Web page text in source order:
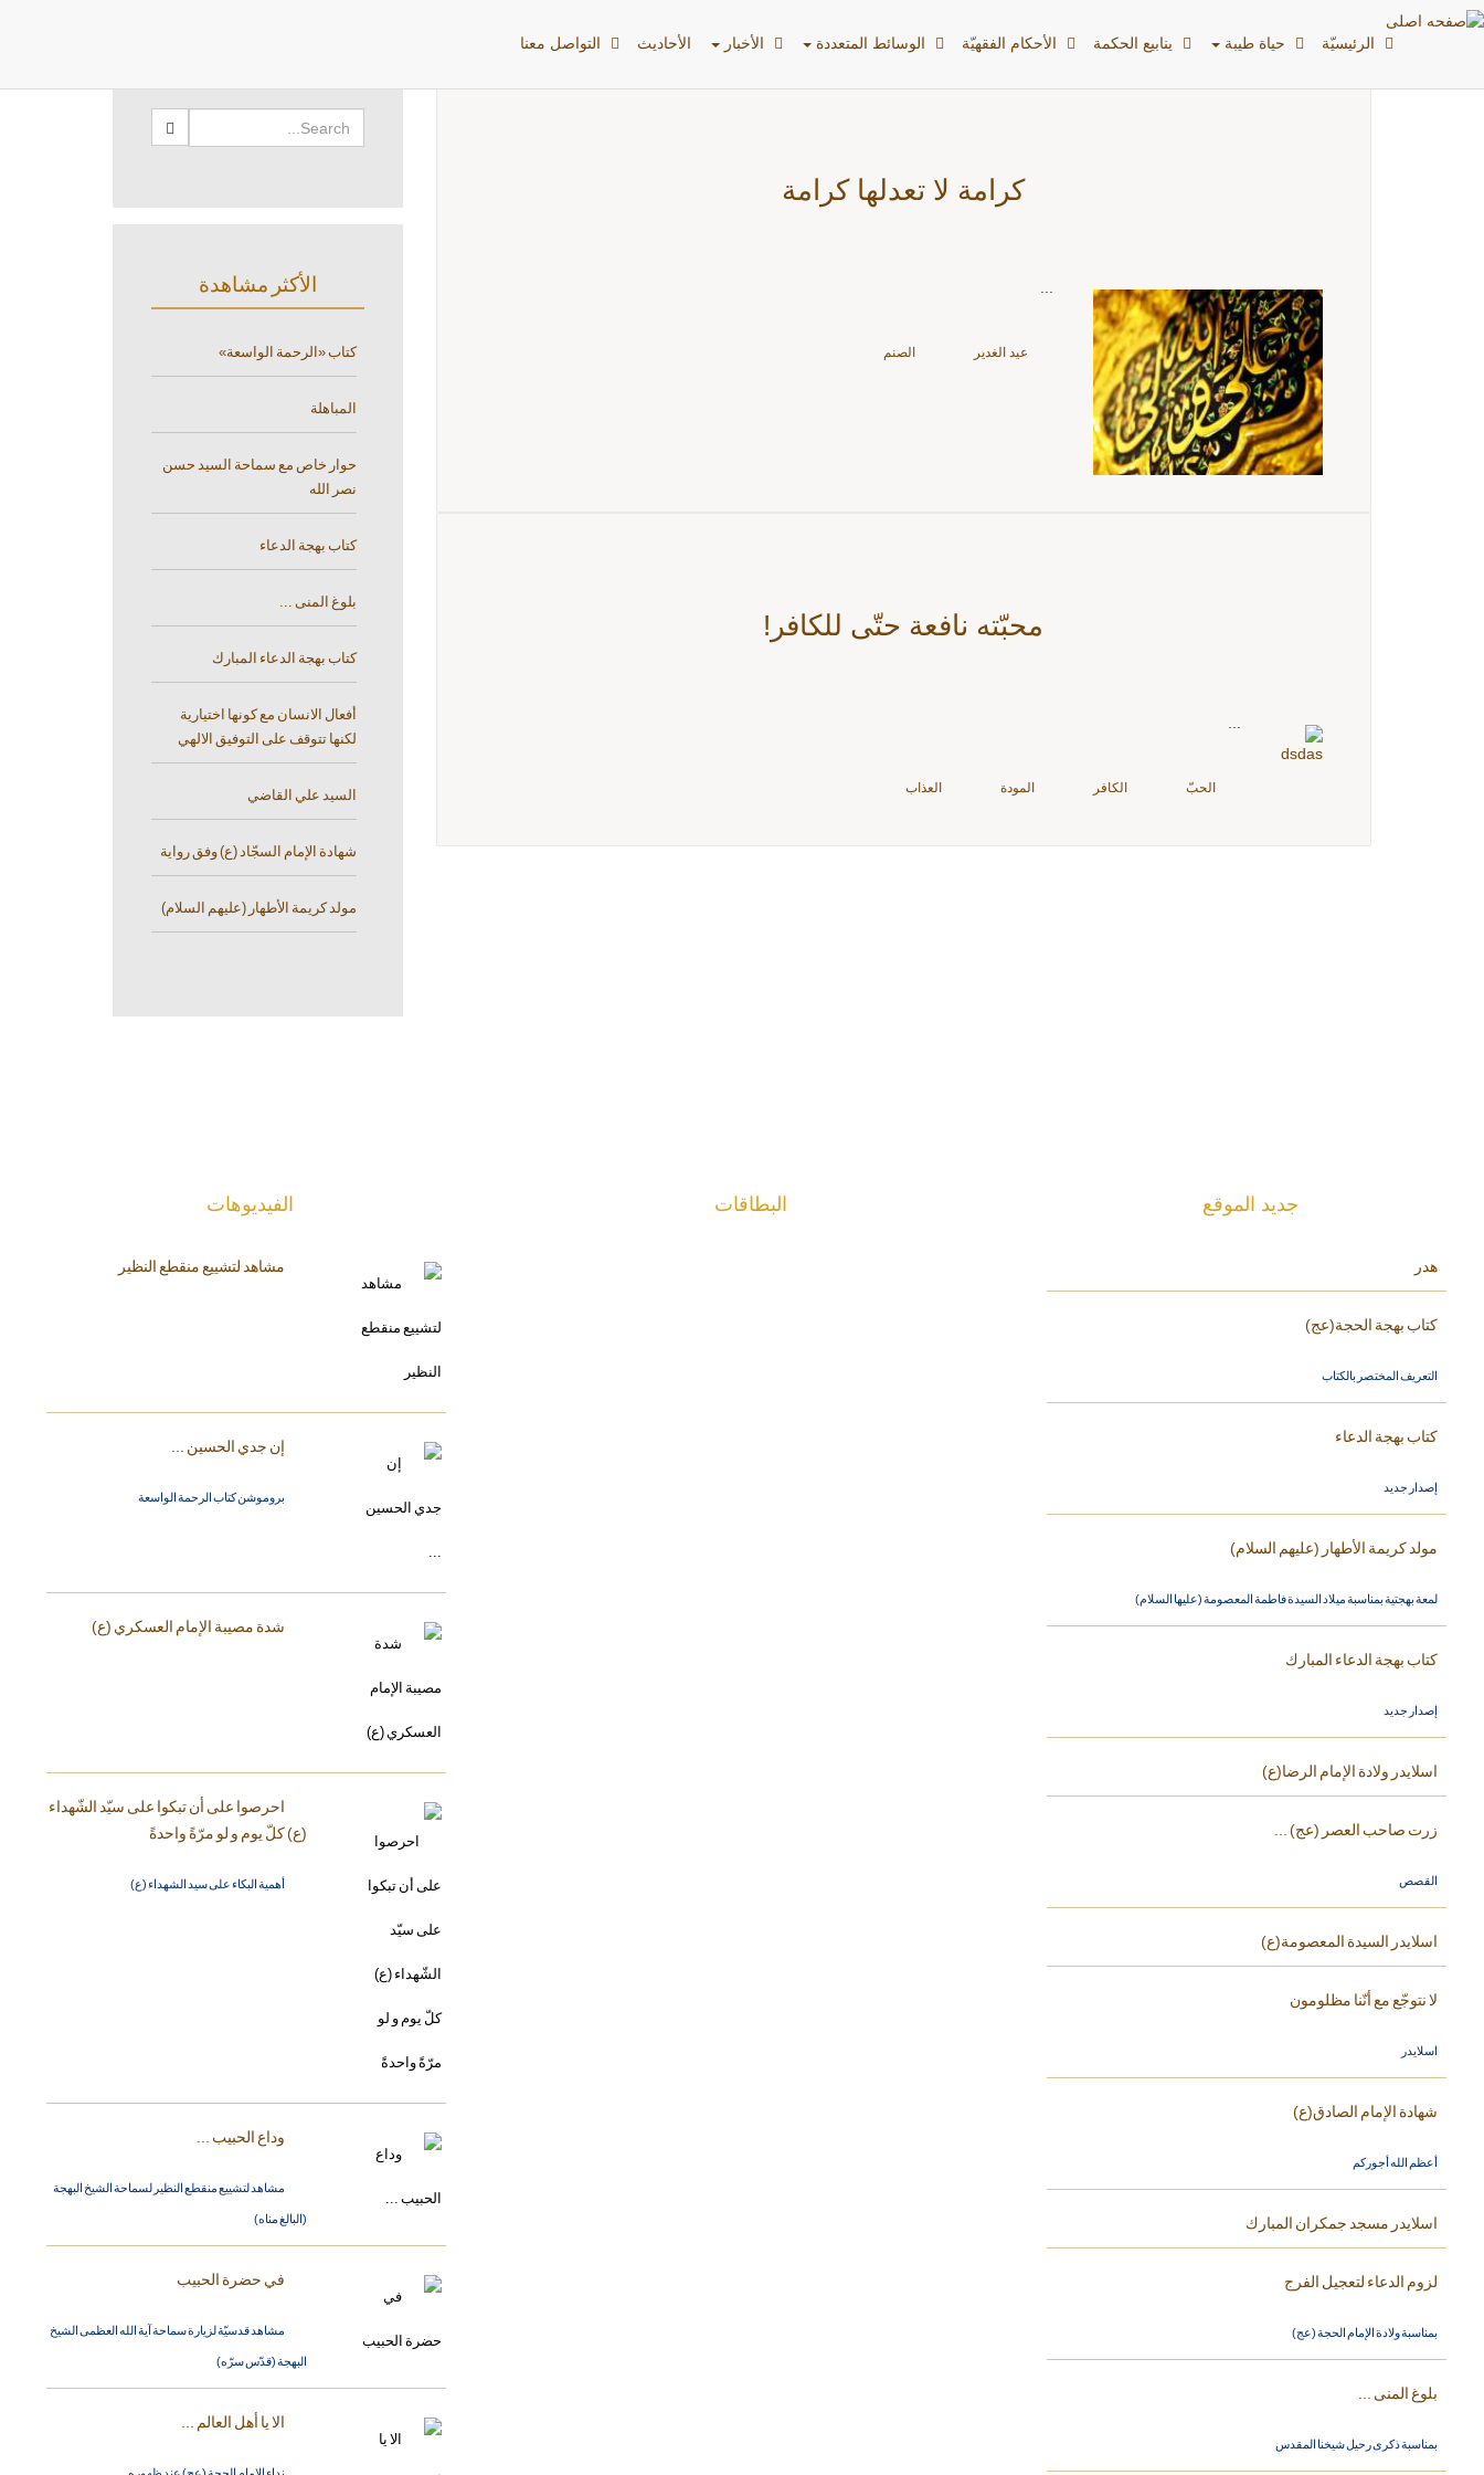
الرئیسیّة حياة طيبة ينابيع الحكمة الأحکام الفقهیّة الوسائط المتعددة الأخبار الأحادیث التواصل معنا اشخاص: أميرالمؤمنين (ع)
كرامة لا تعدلها كرامة
عيد الغدير الصنم
محبّته نافعة حتّى للكافر!
الحبّ الكافر المودة العذاب
الأكثر مشاهدة
كتاب «الرحمة الواسعة»
المباهلة
حوار خاص مع سماحة السيد حسن
نصر الله
كتاب بهجة الدعاء
بلوغ المنى ...
كتاب بهجة الدعاء المبارك
أفعال الانسان مع كونها اختيارية
لكنها تتوقف على التوفيق الالهي
السيد علي القاضي
شهادة الإمام السجّاد (ع) وفق رواية
مولد كريمة الأطهار (عليهم السلام)
الفیدیوهات
مشاهد لتشييع منقطع النظير
إن جدي الحسين ...
بروموشن كتاب الرحمة الواسعة
شدة مصيبة الإمام العسكري (ع)
احرصوا على أن تبكوا على سيّد الشّهداء
(ع) كلّ يوم و لو مرّةً واحدةً
أهمية البكاء على سيد الشهداء (ع)
وداع الحبيب ...
مشاهد لتشييع منقطع النظير لسماحة الشيخ البهجة
(البالغ مناه)
في حضرة الحبيب
مشاهد قدسيّة لزيارة سماحة آية الله العظمى الشيخ
البهجة (قدّس سرّه)
الا يا أهل العالم ...
البطاقات جديد الموقع
هدر
كتاب بهجة الحجة(عج)
التعريف المختصر بالكتاب
كتاب بهجة الدعاء
إصدار جديد
مولد كريمة الأطهار (عليهم السلام)
لمعة بهجتية بمناسبة ميلاد السيدة فاطمة المعصومة (عليها السلام)
كتاب بهجة الدعاء المبارك
إصدار جديد
اسلايدر ولادة الإمام الرضا(ع)
زرت صاحب العصر (عج) ...
القصص
اسلايدر السيدة المعصومة(ع)
لا نتوجّع مع أنّنا مظلومون
اسلايدر
شهادة الإمام الصادق(ع)
أعظم الله أجوركم
اسلايدر مسجد جمكران المبارك
لزوم الدعاء لتعجيل الفرج
بمناسبة ولادة الإمام الحجة (عج)
بلوغ المنى ...
بمناسبة ذكرى رحيل شيخنا المقدس